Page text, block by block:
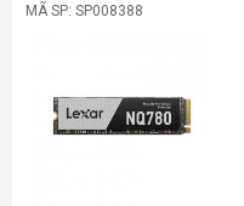
MÃ SP: SP008388